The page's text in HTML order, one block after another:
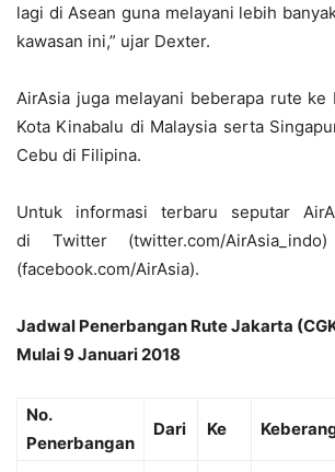
lagi di Asean guna melayani lebih
kawasan ini,” ujar Dexter.
AirAsia juga melayani beberapa rute ke
Kota Kinabalu di Malaysia serta
Cebu di Filipina.
Untuk informasi terbaru seputar
di Twitter (twitter.com/
(facebook.com/AirAsia).
Jadwal Penerbangan Rute Jakarta
Mulai 9 Januari 2018
No.
Penerbangan
Dari Ke